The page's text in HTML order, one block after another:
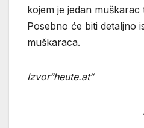
kojem je jedan
Posebno će biti detaljno
muškaraca.
Izvor“heute.at“